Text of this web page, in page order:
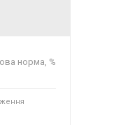
норма, %